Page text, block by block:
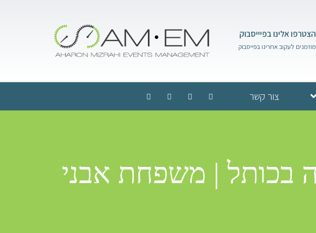
הצטרפו אלינו בפיייסבוק
מוזמנים לעקוב אחרינו בפייסבוק
צור קשר